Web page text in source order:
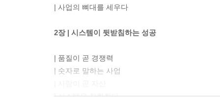
| 사업의 뼈대를 세우다
2장 | 시스템이 뒷받침하는 성공
| 품질이 곧 경쟁력
| 숫자로 말하는 사업
| 시스템은 진화한다